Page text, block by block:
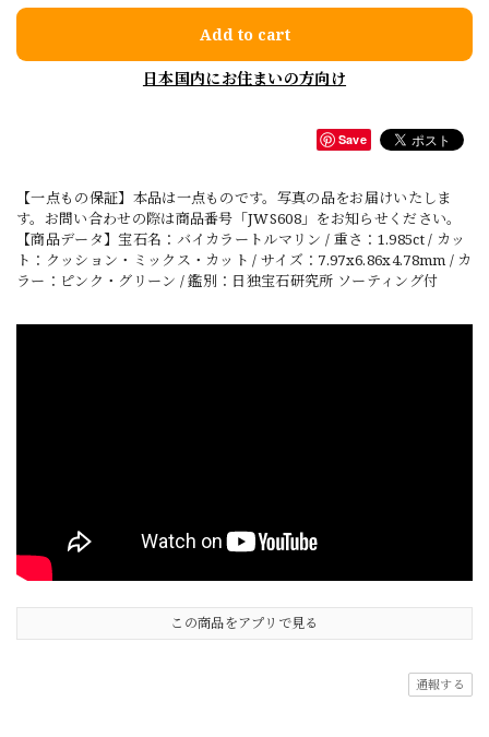
Add to cart
日本国内にお住まいの方向け
Save
【一点もの保証】本品は一点ものです。写真の品をお届けいたしま
す。お問い合わせの際は商品番号「JWS608」をお知らせください。
【商品データ】宝石名：バイカラートルマリン / 重さ：1.985ct / カッ
ト：クッション・ミックス・カット / サイズ：7.97x6.86x4.78mm / カ
ラー：ピンク・グリーン / 鑑別：日独宝石研究所 ソーティング付
この商品をアプリで見る
通報する